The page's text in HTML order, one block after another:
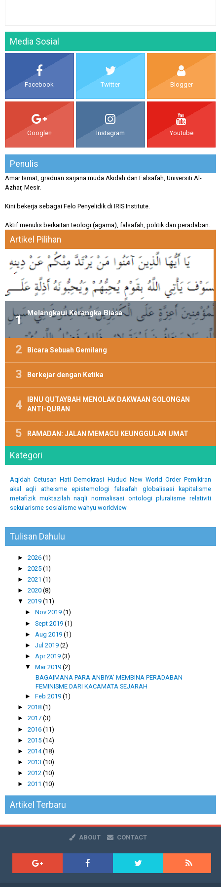
Media Sosial
Facebook Twitter Blogger
Google+ Instagram Youtube
Penulis
Amar Ismat, graduan sarjana muda Akidah dan Falsafah, Universiti Al-
Azhar, Mesir.
Kini bekerja sebagai Felo Penyelidik di IRIS Institute.
Aktif menulis berkaitan teologi (agama), falsafah, politik dan peradaban.
Artikel Pilihan
Melangkaui Kerangka Biasa
Bicara Sebuah Gemilang
Berkejar dengan Ketika
IBNU QUTAYBAH MENOLAK DAKWAAN GOLONGAN
ANTI-QURAN
RAMADAN: JALAN MEMACU KEUNGGULAN UMAT
Kategori
Aqidah Cetusan Hati Demokrasi Hudud New World Order Pemikiran
akal
aqli atheisme epistemologi falsafah globalisasi
kapitalisme
metafizik muktazilah naqli normalisasi ontologi pluralisme relativiti
sekularisme sosialisme wahyu worldview
Tulisan Dahulu
► 2026 (1)
► 2025 (1)
► 2021 (1)
► 2020 (8)
▼ 2019 (11)
►Nov 2019(1)
►Sept 2019(1)
► Aug 2019(1)
►Jul 2019(2)
►Apr 2019(3)
▼Mar 2019(2)
BAGAIMANA PARA ANBIYA' MEMBINA PERADABAN
FEMINISME DARI KACAMATA SEJARAH
►Feb 2019(1)
► 2018 (1)
► 2017 (3)
► 2016 (11)
► 2015 (14)
► 2014(18)
► 2013 (10)
► 2012 (10)
► 2011 (10)
Artikel Terbaru
ABOUT CONTACT